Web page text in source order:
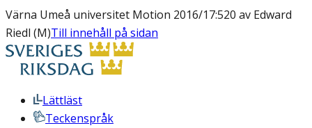
Värna Umeå universitet Motion 2016/17:520 av Edward
Riedl (M)Till innehåll på sidan
Lättläst
Teckenspråk